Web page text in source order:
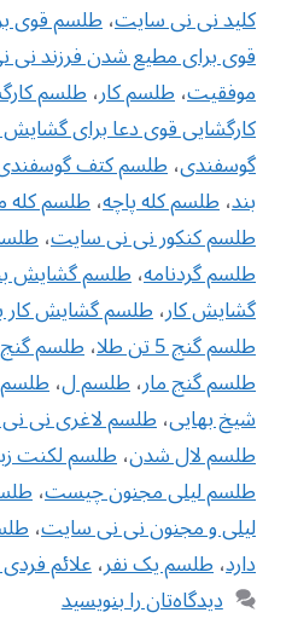
کلید نی نی سایت،طلسم قوی
قوی برای مطیع شدن فرزند
موفقیت،طلسم کار،طلسم
کارگشایی قوی دعا برای گشایش
گوسفندی،طلسم کتف
بند،طلسم کله پاچه،طلسم کله
طلسم کنکور نی نی سایت،
طلسم گردنامه،طلسم گشایش
گشایش کار،طلسم گشایش کار
طلسم گنج 5 تن طلا
،طلسم گنج
طلسم گنج مار،طلسم ل،
شیخ بهایی،طلسم لاغری نی
طلسم لال شدن،طلسم لکنت
طلسم لیلی مجنون چیست،
لیلی و مجنون نی نی سایت،
دارد،طلسم یک نفر،علائم
دیدگاه‌تان را بنویسید